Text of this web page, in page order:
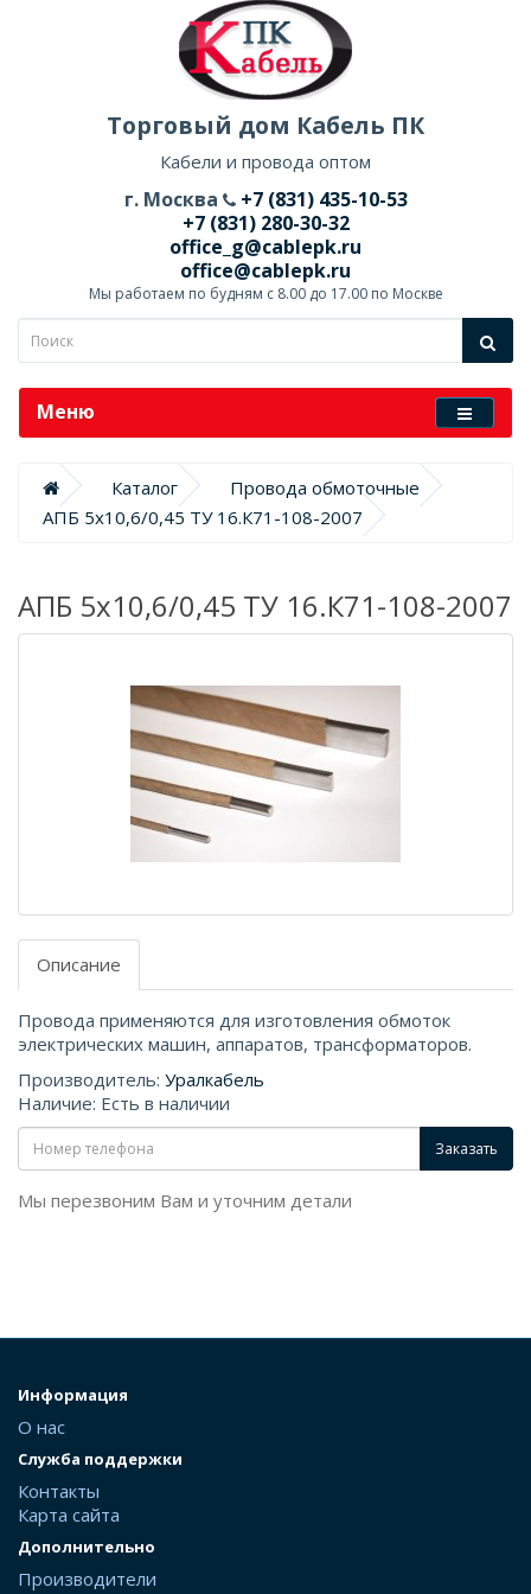
Торговый дом Кабель ПК
Кабели и провода оптом
г. Москва
+7 (831) 435-10-53
+7 (831) 280-30-32
office_g@cablepk.ru
office@cablepk.ru
Мы работаем по будням с 8.00 до 17.00 по Москве
Меню
Каталог
Провода обмоточные
АПБ 5х10,6/0,45 ТУ 16.К71-108-2007
АПБ 5х10,6/0,45 ТУ 16.К71-108-2007
Описание
Провода применяются для изготовления обмоток
электрических машин, аппаратов, трансформаторов.
Производитель: Уралкабель
Наличие: Есть в наличии
Заказать
Мы перезвоним Вам и уточним детали
Информация
О нас
Служба поддержки
Контакты
Карта сайта
Дополнительно
Производители